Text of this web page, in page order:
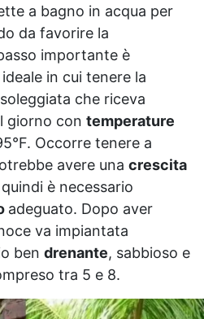
a bagno in acqua per
da favorire la
importante è
ideale in cui tenere la
che riceva
giorno con temperature
Occorre tenere a
avere una crescita
è necessario
adeguato. Dopo aver
va impiantata
ben drenante, sabbioso e
tra 5 e 8.